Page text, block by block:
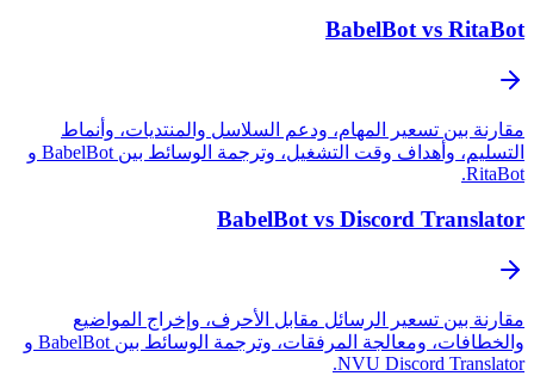
BabelBot vs RitaBot
مقارنة بين تسعير المهام، ودعم السلاسل والمنتديات، وأنماط
التسليم، وأهداف وقت التشغيل، وترجمة الوسائط بين BabelBot و
RitaBot.
BabelBot vs Discord Translator
مقارنة بين تسعير الرسائل مقابل الأحرف، وإخراج المواضيع
والخطافات، ومعالجة المرفقات، وترجمة الوسائط بين BabelBot و
NVU Discord Translator.